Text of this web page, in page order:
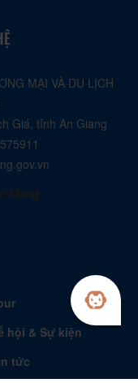
MẠI VÀ DU LỊCH
Giá, tỉnh An Giang
hội & Sự kiện
tức